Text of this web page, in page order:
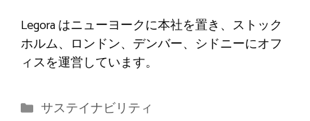
Legora はニューヨークに本社を置き、ストック
ホルム、ロンドン、デンバー、シドニーにオフ
ィスを運営しています。
カ
サステイナビリティ